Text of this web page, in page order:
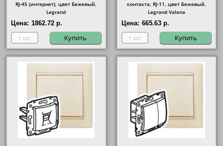
RJ-45 (интернет), цвет Бежевый,
Legrand
Цена: 1862.72 р.
Купить
контакта, RJ-11, цвет Бежевый,
Legrand Valena
Цена: 665.63 р.
Купить